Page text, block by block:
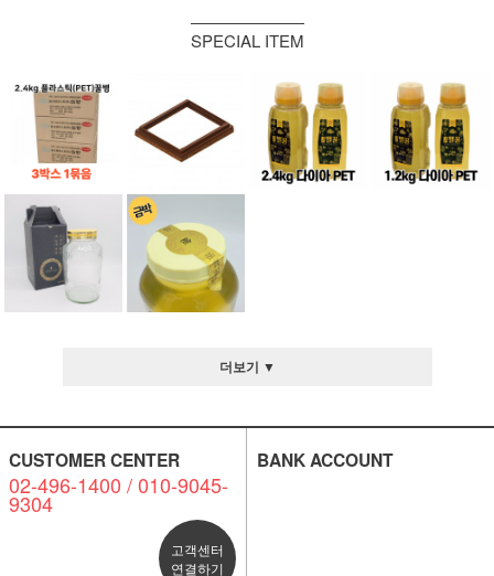
SPECIAL ITEM
더보기 ▼
CUSTOMER CENTER
02-496-1400 / 010-9045-
9304
고객센터
연결하기
BANK ACCOUNT